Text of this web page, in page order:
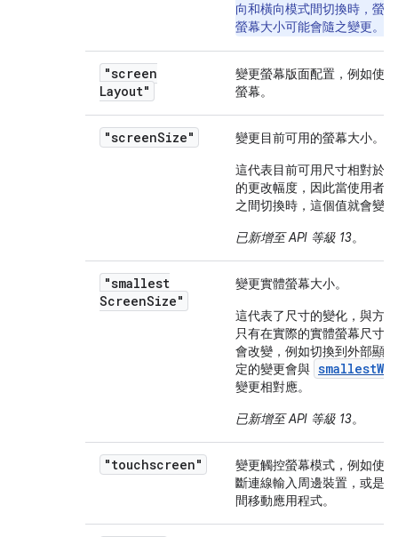
向和橫向模式間切換時，螢
螢幕大小可能會隨之變更。
"screen
Layout"
變更螢幕版面配置，例如使
螢幕。
"screenSize"
變更目前可用的螢幕大小。
這代表目前可用尺寸相對於
的更改幅度，因此當使用者
之間切換時，這個值就會變
已新增至 API 等級 13。
"smallest
ScreenSize"
變更實體螢幕大小。
這代表了尺寸的變化，與方
只有在實際的實體螢幕尺寸
會改變，例如切換到外部顯
定的變更會與
變更相對應。
已新增至 API 等級 13。
"touchscreen"
變更觸控螢幕模式，例如使
斷連線輸入周邊裝置，或是
間移動應用程式。